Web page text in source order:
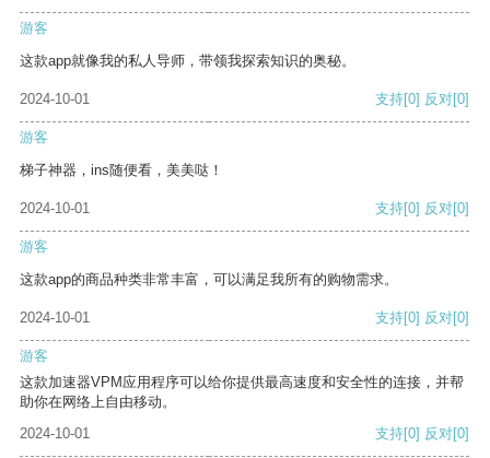
游客
这款app就像我的私人导师，带领我探索知识的奥秘。
2024-10-01 支持[0] 反对[0]
游客
梯子神器，ins随便看，美美哒！
2024-10-01 支持[0] 反对[0]
游客
这款app的商品种类非常丰富，可以满足我所有的购物需求。
2024-10-01 支持[0] 反对[0]
游客
这款加速器VPM应用程序可以给你提供最高速度和安全性的连接，并帮
助你在网络上自由移动。
2024-10-01
支持[0] 反对[0]